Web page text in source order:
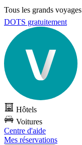
Tous les grands
DOTS gratuitement
Hôtels
Voitures
Centre d'aide
Mes réservations